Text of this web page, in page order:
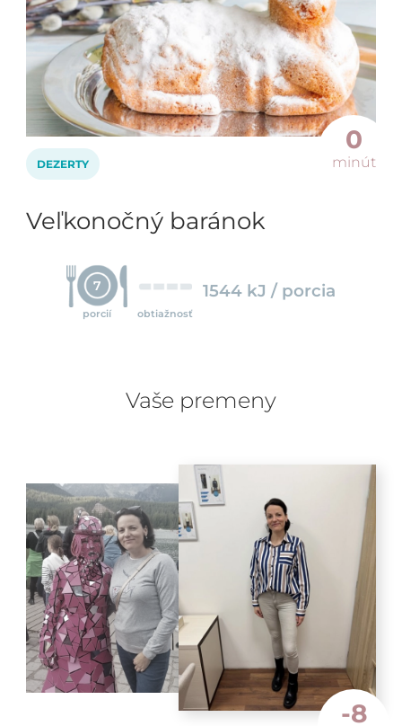
0
minút
DEZERTY
Veľkonočný baránok
7
porcií obtiažnosť
1544 kJ / porcia
Vaše premeny
-8